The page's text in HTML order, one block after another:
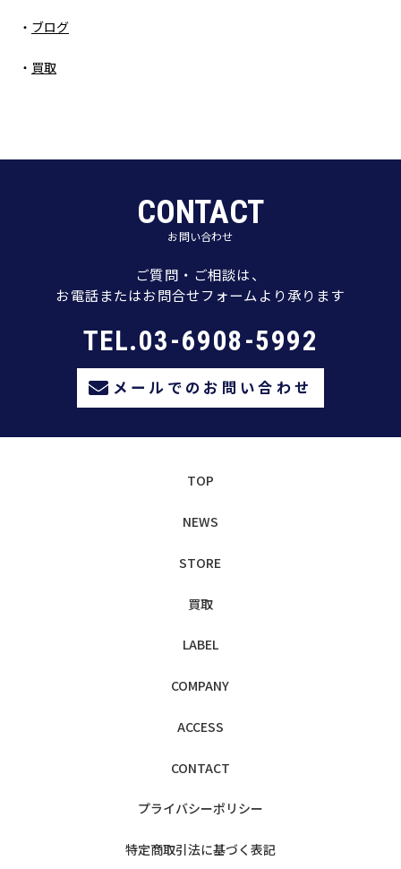
ブログ
買取
CONTACT
お問い合わせ
ご質問・ご相談は、
お電話またはお問合せフォームより承ります
TEL.03-6908-5992
メールでのお問い合わせ
TOP
NEWS
STORE
買取
LABEL
COMPANY
ACCESS
CONTACT
プライバシーポリシー
特定商取引法に基づく表記